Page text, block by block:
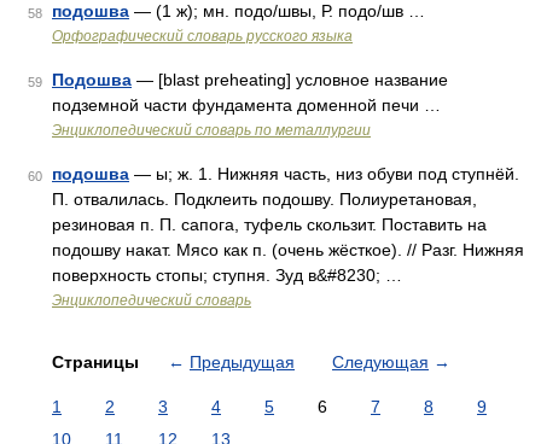
58 подошва — (1 ж); мн. подо/швы, Р. подо/шв …
Орфографический словарь русского языка
59 Подошва — [blast preheating] условное название
подземной части фундамента доменной печи …
Энциклопедический словарь по металлургии
60 подошва — ы; ж. 1. Нижняя часть, низ обуви под ступнёй.
П. отвалилась. Подклеить подошву. Полиуретановая,
резиновая п. П. сапога, туфель скользит. Поставить на
подошву накат. Мясо как п. (очень жёсткое). // Разг. Нижняя
поверхность стопы; ступня. Зуд в&#8230; …
Энциклопедический словарь
Страницы ← Предыдущая Следующая →
1 2 3 4 5 6 7 8
9
10
11 12 13